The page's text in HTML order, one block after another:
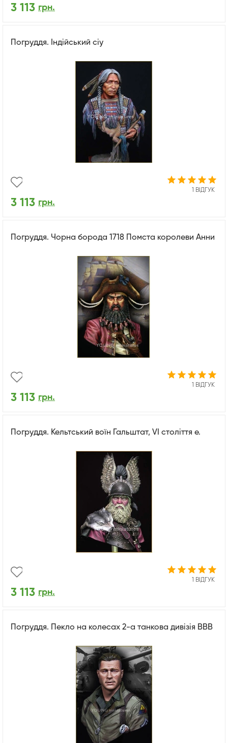
3 113 грн.
Погруддя. Індійський сіу
1 ВІДГУК
3 113 грн.
Погруддя. Чорна борода 1718 Помста королеви Анни
1 ВІДГУК
3 113 грн.
Погруддя. Кельтський воїн Гальштат, VI століття е.
1 ВІДГУК
3 113 грн.
Погруддя. Пекло на колесах 2-а танкова дивізія ВВВ